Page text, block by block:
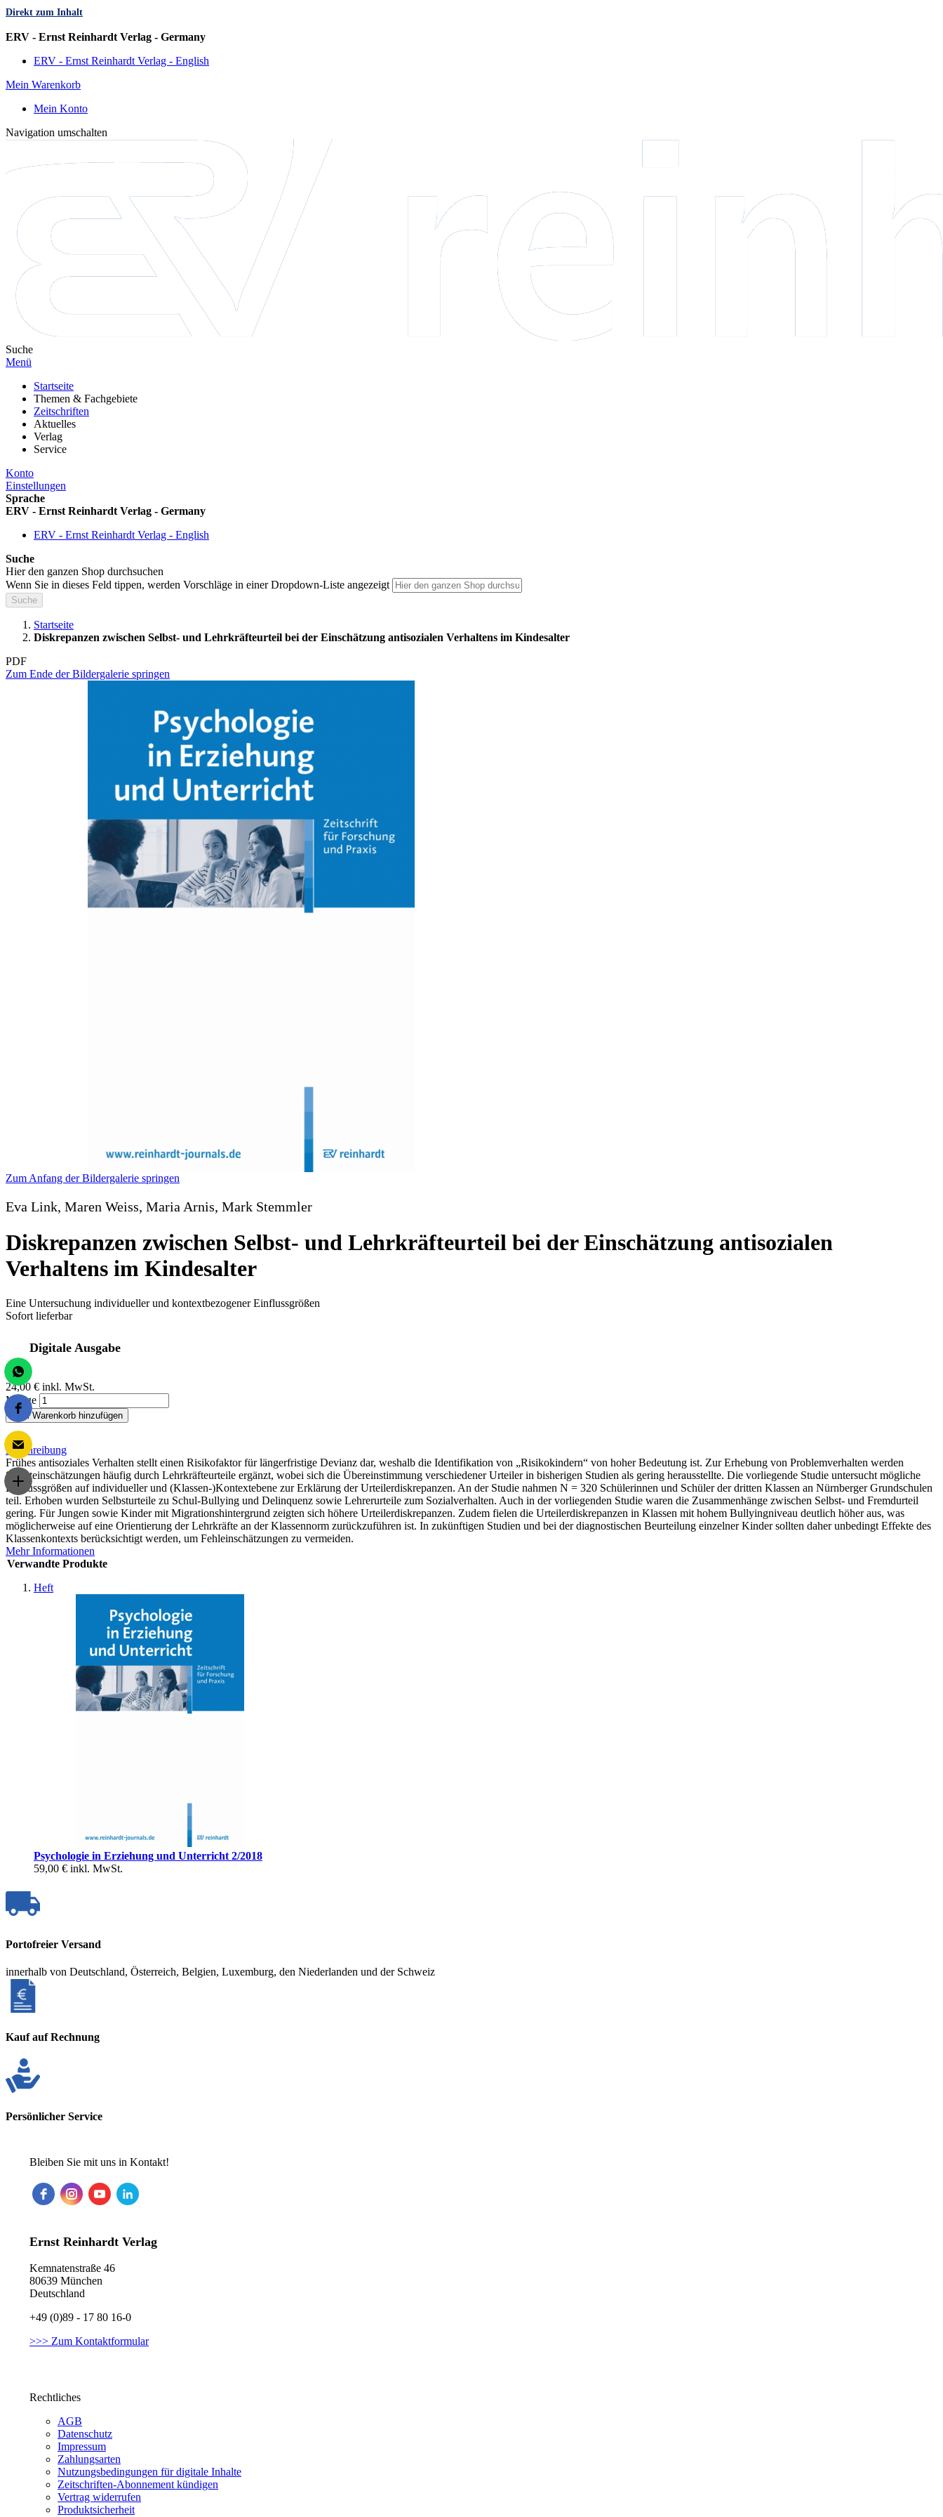
Direkt zum Inhalt
ERV - Ernst Reinhardt Verlag - Germany
ERV - Ernst Reinhardt Verlag - English
Mein Warenkorb
Mein Konto
Navigation umschalten
Suche
Menü
Startseite
Themen & Fachgebiete
Zeitschriften
Aktuelles
Verlag
Service
Konto
Einstellungen
Sprache
ERV - Ernst Reinhardt Verlag - Germany
ERV - Ernst Reinhardt Verlag - English
Suche
Hier den ganzen Shop durchsuchen
Wenn Sie in dieses Feld tippen, werden Vorschläge in einer Dropdown-Liste angezeigt
Suche
Startseite
Diskrepanzen zwischen Selbst- und Lehrkräfteurteil bei der Einschätzung antisozialen Verhaltens im Kindesalter
PDF
Zum Ende der Bildergalerie springen
Zum Anfang der Bildergalerie springen
Eva Link, Maren Weiss, Maria Arnis, Mark Stemmler
Diskrepanzen zwischen Selbst- und Lehrkräfteurteil bei der Einschätzung antisozialen
Verhaltens im Kindesalter
Eine Untersuchung individueller und kontextbezogener Einflussgrößen
Sofort lieferbar
Digitale Ausgabe
24,00 € inkl. MwSt.
Menge
Zum Warenkorb hinzufügen
Beschreibung
Frühes antisoziales Verhalten stellt einen Risikofaktor für längerfristige Devianz dar, weshalb die Identifikation von „Risikokindern“ von hoher Bedeutung ist. Zur Erhebung von Problemverhalten werden
Selbsteinschätzungen häufig durch Lehrkräfteurteile ergänzt, wobei sich die Übereinstimmung verschiedener Urteiler in bisherigen Studien als gering herausstellte. Die vorliegende Studie untersucht mögliche
Einflussgrößen auf individueller und (Klassen-)Kontextebene zur Erklärung der Urteilerdiskrepanzen. An der Studie nahmen N = 320 Schülerinnen und Schüler der dritten Klassen an Nürnberger Grundschulen
teil. Erhoben wurden Selbsturteile zu Schul-Bullying und Delinquenz sowie Lehrerurteile zum Sozialverhalten. Auch in der vorliegenden Studie waren die Zusammenhänge zwischen Selbst- und Fremdurteil
gering. Für Jungen sowie Kinder mit Migrationshintergrund zeigten sich höhere Urteilerdiskrepanzen. Zudem fielen die Urteilerdiskrepanzen in Klassen mit hohem Bullyingniveau deutlich höher aus, was
möglicherweise auf eine Orientierung der Lehrkräfte an der Klassennorm zurückzuführen ist. In zukünftigen Studien und bei der diagnostischen Beurteilung einzelner Kinder sollten daher unbedingt Effekte des
Klassenkontexts berücksichtigt werden, um Fehleinschätzungen zu vermeiden.
Mehr Informationen
Verwandte Produkte
Heft
Psychologie in Erziehung und Unterricht 2/2018
59,00 € inkl. MwSt.
Portofreier Versand
innerhalb von Deutschland, Österreich, Belgien, Luxemburg, den Niederlanden und der Schweiz
Kauf auf Rechnung
Persönlicher Service
Bleiben Sie mit uns in Kontakt!
Ernst Reinhardt Verlag
Kemnatenstraße 46
80639 München
Deutschland
+49 (0)89 - 17 80 16-0
>>> Zum Kontaktformular
Rechtliches
AGB
Datenschutz
Impressum
Zahlungsarten
Nutzungsbedingungen für digitale Inhalte
Zeitschriften-Abonnement kündigen
Vertrag widerrufen
Produktsicherheit